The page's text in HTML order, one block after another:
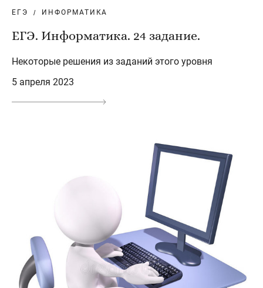
ЕГЭ ИНФОРМАТИКА
ЕГЭ. Информатика. 24 задание.
Некоторые решения из заданий этого уровня
5 апреля 2023